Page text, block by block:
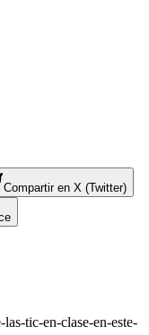
Compartir en X (Twitter)
tic-en-clase-en-este-